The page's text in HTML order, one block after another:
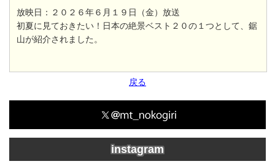
放映日：２０２６年６月１９日（金）放送
初夏に見ておきたい！日本の絶景ベスト２０の１つとして、鋸
山が紹介されました。
戻る
instagram